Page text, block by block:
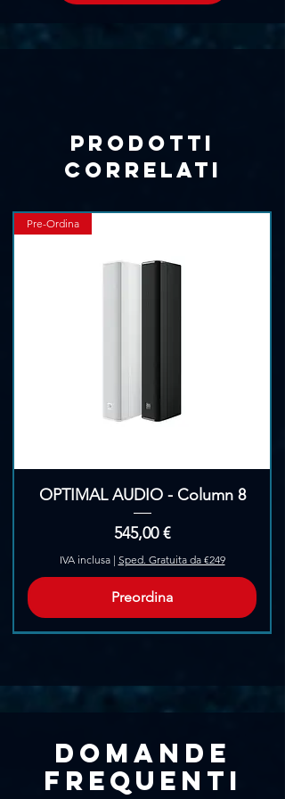
speakON NL4
Driver LF: 18FW
Prodotti
correlati
Pre-Ordina
OPTIMAL AUDIO - Column 8
Prezzo
545,00 €
IVA inclusa| Sped. Gratuita da €249
Preordina
Domande
frequenti